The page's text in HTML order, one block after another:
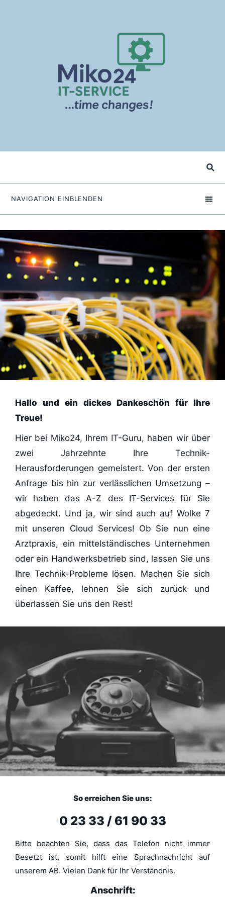
NAVIGATION EINBLENDEN
Hallo und ein dickes Dankeschön für Ihre
Treue!
Hier bei Miko24, Ihrem IT-Guru, haben wir über
zwei Jahrzehnte Ihre Technik-
Herausforderungen gemeistert. Von der ersten
Anfrage bis hin zur verlässlichen Umsetzung –
wir haben das A-Z des IT-Services für Sie
abgedeckt. Und ja, wir sind auch auf Wolke 7
mit unseren Cloud Services! Ob Sie nun eine
Arztpraxis, ein mittelständisches Unternehmen
oder ein Handwerksbetrieb sind, lassen Sie uns
Ihre Technik-Probleme lösen. Machen Sie sich
einen Kaffee, lehnen Sie sich zurück und
überlassen Sie uns den Rest!
So erreichen Sie uns:
0 23 33 / 61 90 33
Bitte beachten Sie, dass das Telefon nicht immer
Besetzt ist, somit hilft eine Sprachnachricht auf
unserem AB. Vielen Dank für Ihr Verständnis.
Anschrift: